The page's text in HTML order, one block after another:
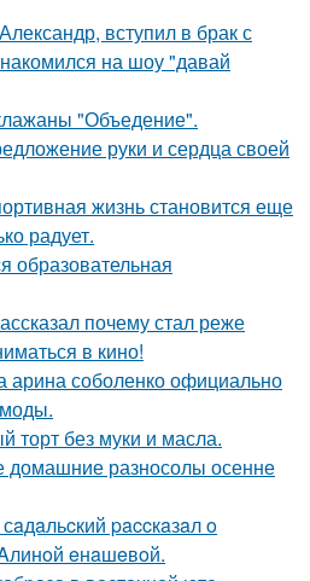
вступил в брак с
на шоу "давай
"Объедение".
руки и сердца своей
жизнь становится еще
радует.
образовательная
почему стал реже
в кино!
арина соболенко официально
торт без муки и масла.
разносолы осенне
paccкaзaл o
eнaшeвoй.